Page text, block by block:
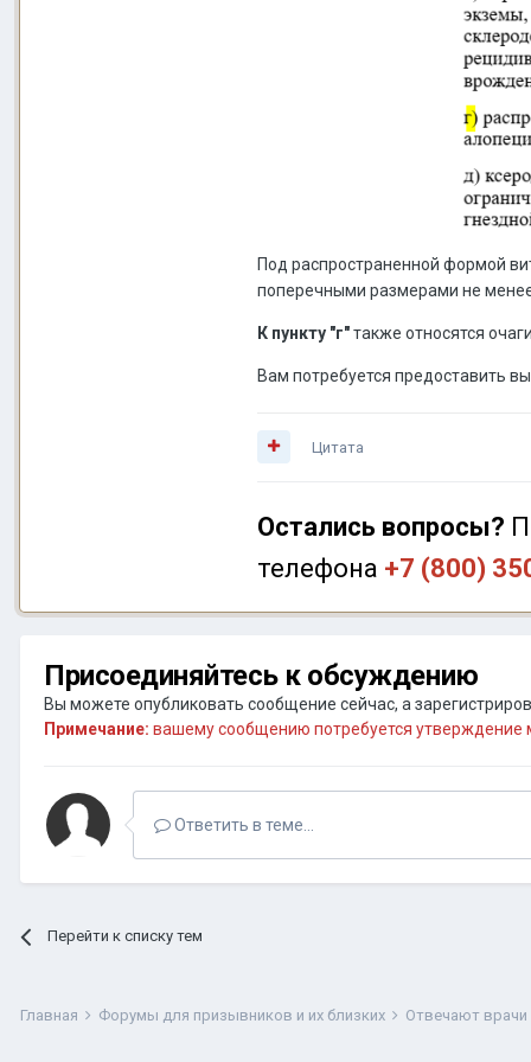
Под распространенной формой
поперечными размерами не
К пункту "г"также относятся
Вам потребуется предоставить
Цитата
Остались вопросы?
телефона +7 (800)
Присоединяйтесь к обсуждению
Вы можете опубликовать сообщение сейчас, а
Примечание: вашему сообщению потребуется
Ответить в теме...
Перейти к списку тем
Главная Форумы для призывников и их близких Отвечают